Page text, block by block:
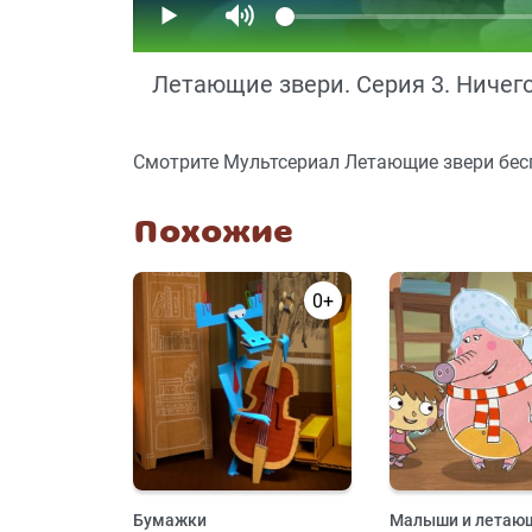
Летающие звери. Серия 3.
Смотрите Мультсериал Летающие звери
Похожие
0+
Бумажки Малыши и